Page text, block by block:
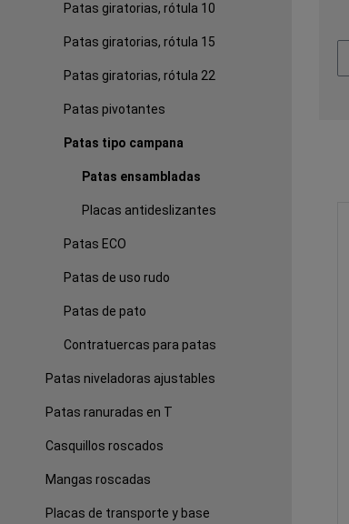
Patas giratorias, rótula 10
Patas giratorias, rótula 15
Patas giratorias, rótula 22
Patas pivotantes
Patas tipo campana
Patas ensambladas
Placas antideslizantes
Patas ECO
Patas de uso rudo
Patas de pato
Contratuercas para patas
Patas niveladoras ajustables
Patas ranuradas en T
Casquillos roscados
Mangas roscadas
Placas de transporte y base